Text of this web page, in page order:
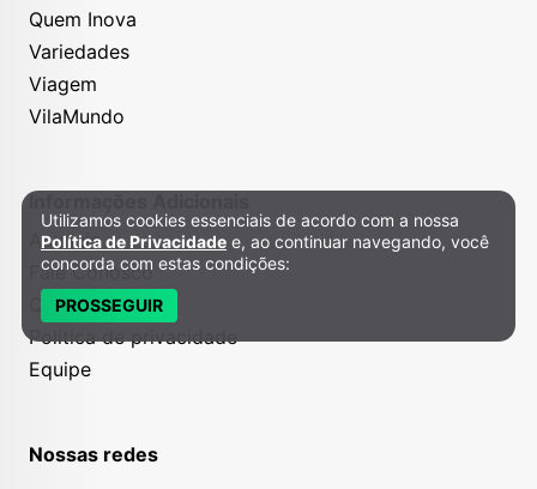
Quem Inova
Variedades
Viagem
VilaMundo
Informações Adicionais
Anuncie
Fale Conosco
Quem somos
Política de privacidade
Equipe
Nossas redes
Política de Privacidade e Cookies
Utilizamos cookies essenciais de acordo com a nossa
Política de Privacidade e, ao continuar navegando, você
concorda com estas condições:
PROSSEGUIR